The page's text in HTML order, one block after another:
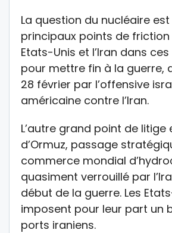
La question du nucléaire est
principaux points de friction
Etats-Unis et l’Iran dans
pour mettre fin à la guerre,
28 février par l’offensive
américaine contre l’Iran.
L’autre grand point de
d’Ormuz, passage
commerce mondial
quasiment verrouillé par
début de la guerre. Les
imposent pour leur part un
ports iraniens.